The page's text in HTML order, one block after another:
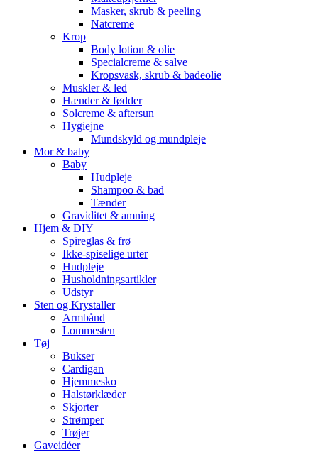
Masker, skrub & peeling
Natcreme
Krop
Body lotion & olie
Specialcreme & salve
Kropsvask, skrub & badeolie
Muskler & led
Hænder & fødder
Solcreme & aftersun
Hygiejne
Mundskyld og mundpleje
Mor & baby
Baby
Hudpleje
Shampoo & bad
Tænder
Graviditet & amning
Hjem & DIY
Spireglas & frø
Ikke-spiselige urter
Hudpleje
Husholdningsartikler
Udstyr
Sten og Krystaller
Armbånd
Lommesten
Tøj
Bukser
Cardigan
Hjemmesko
Halstørklæder
Skjorter
Strømper
Trøjer
Gaveidéer